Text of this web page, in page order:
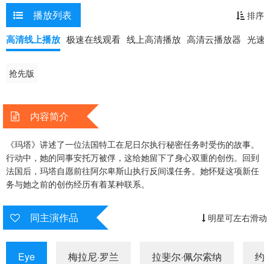
播放列表 排序
高清线上播放 极速在线观看 线上高清播放 高清云播放器 光速
抢先版
内容简介
《玛塔》讲述了一位法国特工在尼日尔执行秘密任务时受伤的故事。
行动中，她的同事安托万被俘，这给她留下了身心双重的创伤。回到
法国后，玛塔自愿前往阿尔卑斯山执行反间谍任务。她怀疑这项新任
务与她之前的创伤经历有着某种联系。
同主演作品 明星可左右滑动
Eye 梅拉尼·罗兰 拉斐尔·佩尔索纳 约